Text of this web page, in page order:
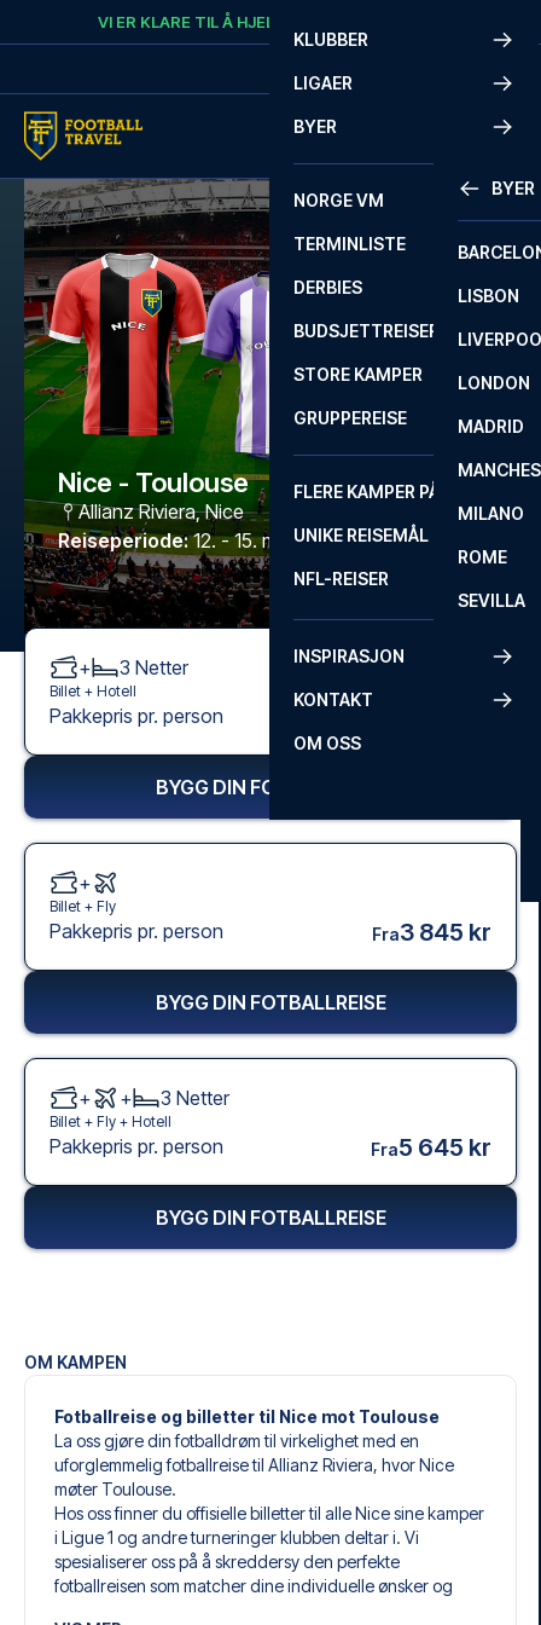
Skip to contentVI ER KLARE TIL Å HJELPE
KLUBBER
LIGAER
BYER
BYER
LISBON
LONDON
MADRID
MILANO
ROME
SEVILLA
NORGE VM
TERMINLISTE
DERBIES
BUDSJETTREISER
STORE KAMPER
GRUPPEREISE
FLERE KAMPER PÅ ÉN REISE
UNIKE REISEMÅL
NFL-REISER
INSPIRASJON
KONTAKT
OM OSS
Nice - Toulouse
Allianz Riviera,Nice
Reiseperiode: 12. - 15. mars 2027
OM KAMPEN
Fotballreise og billetter til Nice mot Toulouse
La oss gjøre din fotballdrøm til virkelighet med en
uforglemmelig fotballreise til Allianz Riviera, hvor Nice
møter Toulouse.
Hos oss finner du offisielle billetter til alle Nice sine kamper
i Ligue 1 og andre turneringer klubben deltar i. Vi
spesialiserer oss på å skreddersy den perfekte
fotballreisen som matcher dine individuelle ønsker og
+ 3 Netter
Billet + Hotell
Pakkepris pr. person
BYGG DIN FOTBALLREISE
+
Billet + Fly
Pakkepris pr. person Fra3 845 kr
BYGG DIN FOTBALLREISE
+ + 3 Netter
Billet + Fly + Hotell
Pakkepris pr. person Fra5 645 kr
BYGG DIN FOTBALLREISE